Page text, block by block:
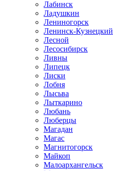
Лабинск
Ладушкин
Лениногорск
Ленинск-Кузнецкий
Лесной
Лесосибирск
Ливны
Липецк
Лиски
Лобня
Лысьва
Лыткарино
Любань
Люберцы
Магадан
Магас
Магнитогорск
Майкоп
Малоархангельск